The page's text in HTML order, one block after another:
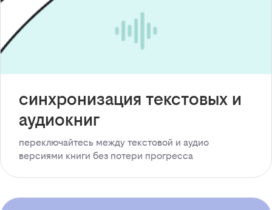
синхронизация текстовых и
аудиокниг
переключайтесь между текстовой и аудио
версиями книги без потери прогресса